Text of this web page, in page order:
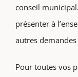
conseil
présenter à
autres
Pour toutes vos